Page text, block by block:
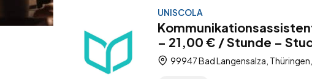
UNISCOLA
– 21,00 € / Stunde –
99947 Bad Langensalza,